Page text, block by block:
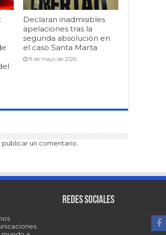
Declaran inadmisibles
apelaciones tras la
segunda absolución en
el caso Santa Marta
8 de mayo de 2026
publicar un comentario.
Redes sociales